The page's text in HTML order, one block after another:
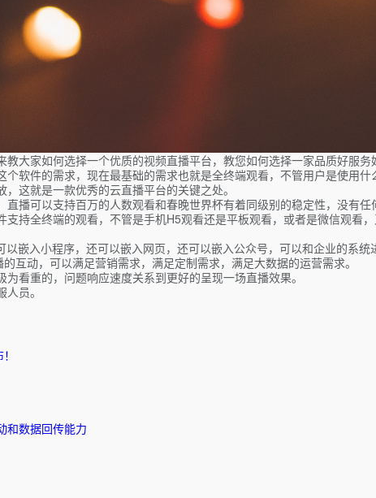
大家如何选择一个优质的视频直播平台，教您如何选择一家品质好服务
软件的需求，现在最基础的需求也就是全终端观看，不管用户是使用
这就是一款优秀的云直播平台的关键之处。
播可以支持百万的人数观看和春晚世界杯有着同级别的稳定性，没有
持全终端的观看，不管是手机H5观看还是平板观看，或者是微信观看
嵌入小程序，还可以嵌入网页，还可以嵌入公众号，可以和企业的系
互动，可以满足营销需求，满足定制需求，满足大数据的运营需求。
看重的，问题响应速度关系到更好的呈现一场直播效果。
员。
和数据回传能力